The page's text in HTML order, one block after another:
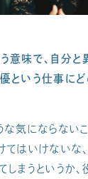
意味で、自分
という仕事に
な気にならない
てはいけないな
しまうというか